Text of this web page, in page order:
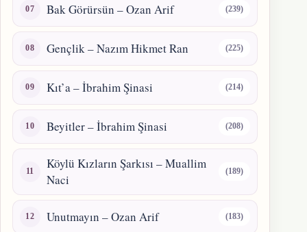
Bak Görürsün – Ozan Arif (239)
Gençlik – Nazım Hikmet Ran (225)
Kıt’a – İbrahim Şinasi (214)
Beyitler – İbrahim Şinasi (208)
Köylü Kızların Şarkısı – Muallim
Naci
(189)
Unutmayın – Ozan Arif (183)